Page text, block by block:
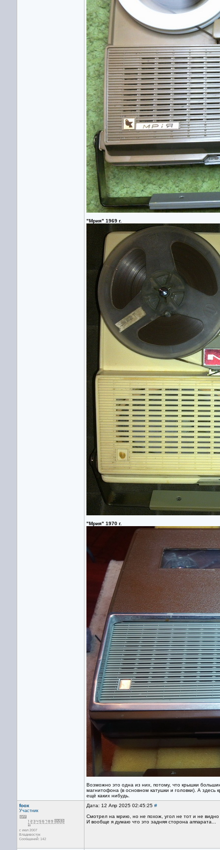
"Мрия" 1969 г.
"Мрия" 1970 г.
Возможно это одна из них, потому, что крышки
магнитофона (в основном катушки и головки). А
ещё каких нибудь.
foox
Участник
с июл 2007
Владивосток
Сообщений: 142
Дата: 12 Апр 2025 02:45:25 #
Смотрел на мрию, но не похож, угол не тот и не
И вообще я думаю что это задняя сторона аппарата...